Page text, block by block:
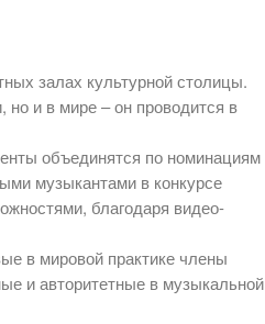
залах культурной столицы.
но и в мире – он проводится в
объединятся по номинациям
музыкантами в конкурсе
благодаря видео-
в мировой практике члены
и авторитетные в музыкальной